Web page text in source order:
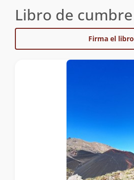
Libro de cumbre
Firma el libro